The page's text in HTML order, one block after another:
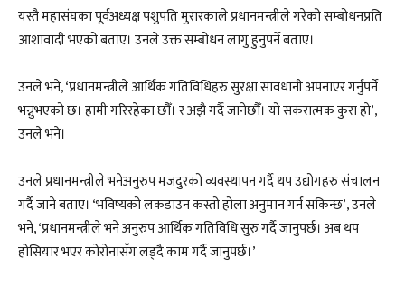
यस्तै महासंघका पूर्वअध्यक्ष पशुपति मुरारकाले प्रधानमन्त्रीले गरेको सम्बोधनप्रति
आशावादी भएको बताए। उनले उक्त सम्बोधन लागु हुनुपर्ने बताए।
उनले भने, ‘प्रधानमन्त्रीले आर्थिक गतिविधिहरु सुरक्षा सावधानी अपनाएर गर्नुपर्ने
भन्नुभएको छ। हामी गरिरहेका छौँ। र अझै गर्दै जानेछौँ। यो सकरात्मक कुरा हाे’,
उनले भने।
उनले प्रधानमन्त्रीले भनेअनुरुप मजदुरको व्यवस्थापन गर्दै थप उद्योगहरु संचालन
गर्दै जाने बताए। ‘भविष्यको लकडाउन कस्तो होला अनुमान गर्न सकिन्छ’, उनले
भने, ‘प्रधानमन्त्रीले भने अनुरुप आर्थिक गतिविधि सुरु गर्दै जानुपर्छ। अब थप
होसियार भएर कोरोनासँग लड्दै काम गर्दै जानुपर्छ।’